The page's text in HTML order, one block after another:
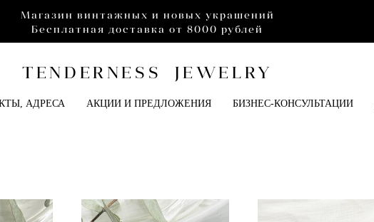
Магазин винтажных и новых украшений
Бесплатная доставка от 8000 рублей
TENDERNESS JEWELRY
АДРЕСА АКЦИИ И ПРЕДЛОЖЕНИЯ БИЗНЕС-КОНСУЛЬТАЦИИ